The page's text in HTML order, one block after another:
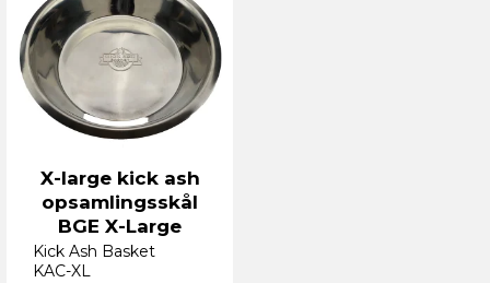
X-large kick ash
opsamlingsskål
BGE X-Large
Kick Ash Basket
KAC-XL